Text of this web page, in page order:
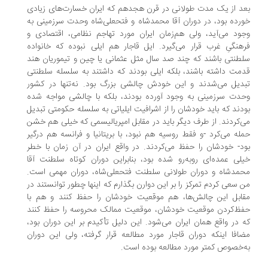
از یک مدت طولانی در قرن هجدهم که ایران خسارت‌های زیادی
بود، در دوران آقا محمدشاه و فتحعلی‌شاه وحدت سرزمینی به
می‌آید، ولی هم‌زمان ایران مورد تهاجم نظامی، اقتصادی و
غرب قرار می‌گیرد. ایل قاجار هم ایلی نبوده که خانواده
باشند که چند صد سال مثل عثمانی یا چین و تیموریان هند
داشته باشند، بلکه ایلی بودند که داشتند به سلسله سلطنتی
می‌شدند و این خودش چالشی بزرگ بود. نه‌تنها در کشور
سرزمینی به وجود آورده بودند، بلکه با چالشی مواجه شده
که باید خودشان را از اشرافیت ایلیاتی به سلسله حکومتی تبدیل
از طرف دیگر باید در مقابل امپریالیسمی که خیلی هم خشن
می‌کرد -و فقط روسیه هم نبود، با بریتانیا و فرانسه هم درگیر
خودشان را حفظ می‌کردند. در واقع ایران در آن زمان با خطر
عمده‌ای روبه‌رو شده بود، بنابراین دوران کوتاه سلطنت آقا
و دوران طولانی سلطنت فتحعلی‌شاه، دوران مهمی است.
سعی کردم تمرکز را بر این دوارن بگذارم که اینها چطور توانستند در
این چالش‌ها، هم موقعیت خودشان را حفظ کنند و هم با
موقعیت خودشان، موقعیت ممالک محروسه را حفظ کنند
در واقع همان ایران می‌شود. این دلیل تأکیدم بر این دوران بود،
اینکه دوران قاجار مورد مطالعه قرار گرفته، ولی این دوران
کمتر مورد مطالعه بوده است.